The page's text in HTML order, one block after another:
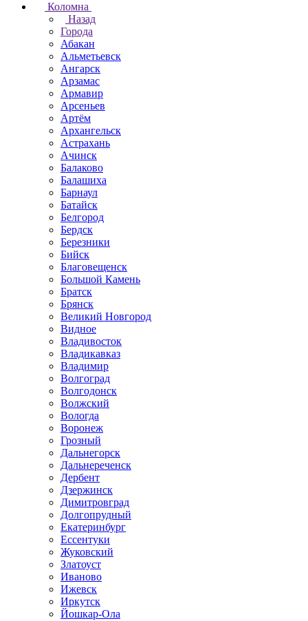
Коломна
Назад
Города
Абакан
Альметьевск
Ангарск
Арзамас
Армавир
Арсеньев
Артём
Архангельск
Астрахань
Ачинск
Балаково
Балашиха
Барнаул
Батайск
Белгород
Бердск
Березники
Бийск
Благовещенск
Большой Камень
Братск
Брянск
Великий Новгород
Видное
Владивосток
Владикавказ
Владимир
Волгоград
Волгодонск
Волжский
Вологда
Воронеж
Грозный
Дальнегорск
Дальнереченск
Дербент
Дзержинск
Димитровград
Долгопрудный
Екатеринбург
Ессентуки
Жуковский
Златоуст
Иваново
Ижевск
Иркутск
Йошкар-Ола